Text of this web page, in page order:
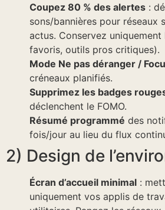
Coupez 80 % des alertes :
sons/bannières pour réseaux
actus. Conservez uniquement
favoris, outils pros critiques).
Mode Ne pas déranger /
créneaux planifiés.
Supprimez les badges
déclenchent le FOMO.
Résumé programmé des
fois/jour au lieu du flux
2) Design de
Écran d’accueil minimal :
uniquement vos applis de